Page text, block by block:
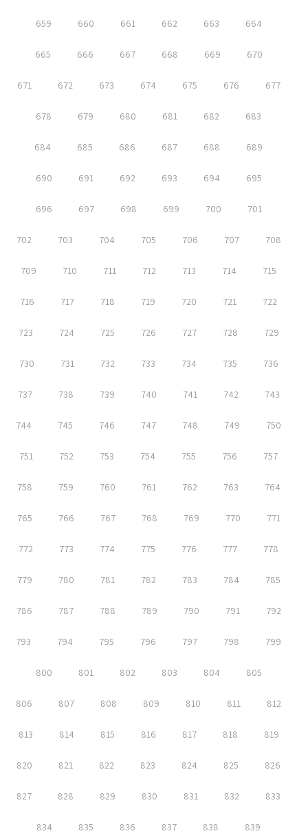
659 660 661 662 663 664
665 666 667 668 669 670
671 672 673 674 675 676 677
678 679 680 681 682 683
684 685 686 687 688 689
690 691 692 693 694 695
696 697 698 699 700 701
702 703 704 705 706 707 708
709 710 711 712 713 714 715
716 717 718 719 720 721 722
723 724 725 726 727 728 729
730 731 732 733 734 735 736
737 738 739 740 741 742 743
744 745 746 747 748 749 750
751 752 753 754 755 756 757
758 759 760 761 762 763 764
765 766 767 768 769 770 771
772 773 774 775 776 777 778
779 780 781 782 783 784 785
786 787 788 789 790 791 792
793 794 795 796 797 798 799
800 801 802 803 804 805
806 807 808 809 810 811 812
813 814 815 816 817 818 819
820 821 822 823 824 825 826
827 828 829 830 831 832 833
834 835 836 837 838 839